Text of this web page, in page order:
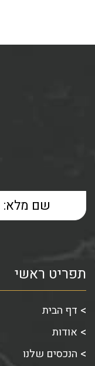
תפריט ראשי
דף הבית
אודות
הנכסים שלנו